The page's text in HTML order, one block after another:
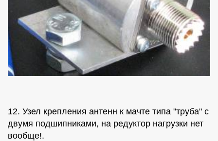
12. Узел крепления антенн к мачте типа "труба" с
двумя подшипниками, на редуктор нагрузки нет
вообще!.